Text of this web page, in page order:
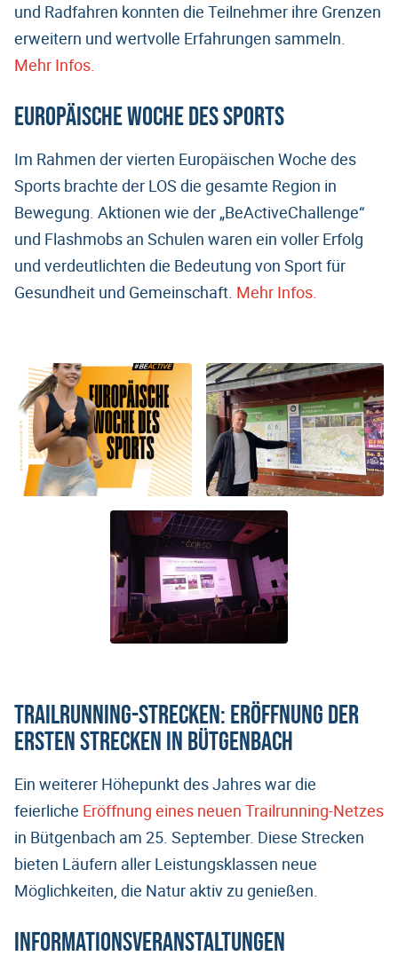
und Radfahren konnten die Teilnehmer ihre Grenzen
erweitern und wertvolle Erfahrungen sammeln.
Mehr Infos.
Europäische Woche des Sports
Im Rahmen der vierten Europäischen Woche des
Sports brachte der LOS die gesamte Region in
Bewegung. Aktionen wie der „BeActiveChallenge“
und Flashmobs an Schulen waren ein voller Erfolg
und verdeutlichten die Bedeutung von Sport für
Gesundheit und Gemeinschaft. Mehr Infos.
Trailrunning-Strecken: Eröffnung der
ersten Strecken in Bütgenbach
Ein weiterer Höhepunkt des Jahres war die
feierliche Eröffnung eines neuen Trailrunning-Netzes
in Bütgenbach am 25. September. Diese Strecken
bieten Läufern aller Leistungsklassen neue
Möglichkeiten, die Natur aktiv zu genießen.
Informationsveranstaltungen